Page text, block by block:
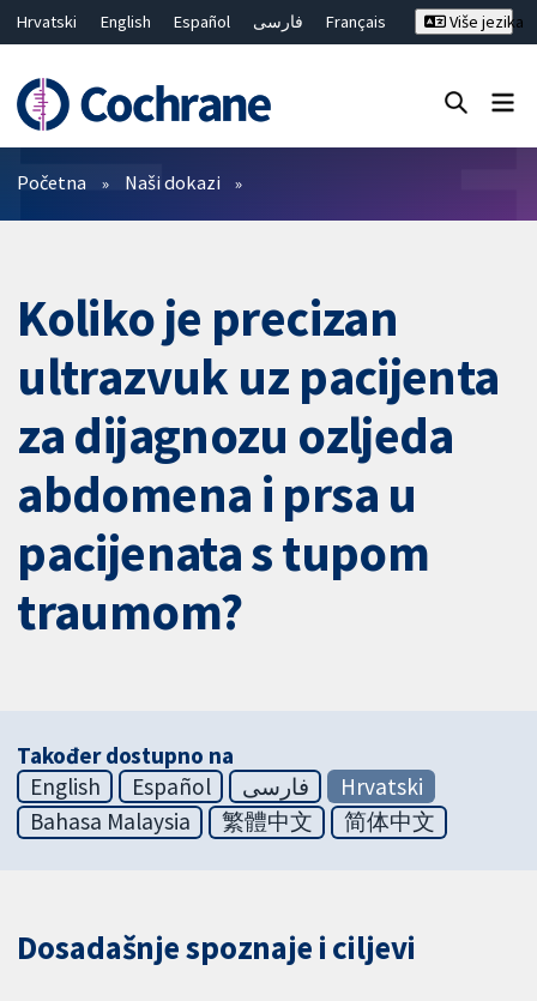
Hrvatski English Español فارسی
Français
繁體中文
简体中文
Više jezika
Prečistači
Početna Naši dokazi
Koliko je precizan
ultrazvuk uz pacijenta
za dijagnozu ozljeda
abdomena i prsa u
pacijenata s tupom
traumom?
Također dostupno na
English
Español فارسی
Hrvatski
Bahasa Malaysia
繁體中文 简体中文
Dosadašnje spoznaje i ciljevi